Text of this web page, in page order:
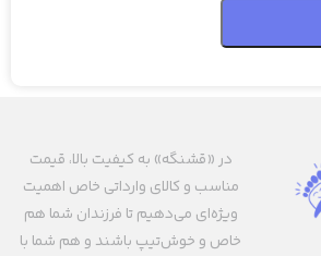
در «قشنگه» به کیفیت بالا، قیمت
مناسب و کالای وارداتی خاص اهمیت
ویژه‌ای می‌دهیم تا فرزندان شما هم
خاص و خوش‌تیپ باشند و هم شما با